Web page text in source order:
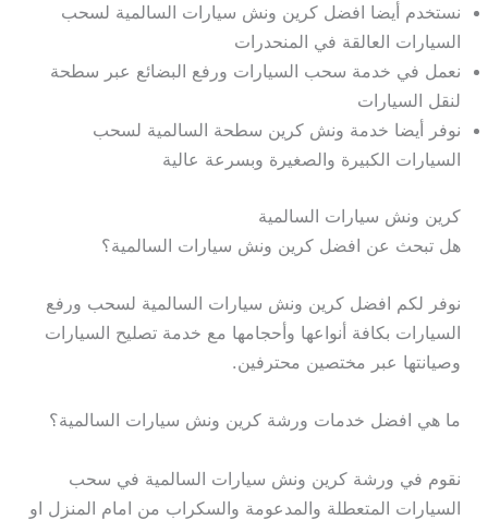
نستخدم أيضا افضل كرين ونش سيارات السالمية لسحب
السيارات العالقة في المنحدرات
نعمل في خدمة سحب السيارات ورفع البضائع عبر سطحة
لنقل السيارات
نوفر أيضا خدمة ونش كرين سطحة السالمية لسحب
السيارات الكبيرة والصغيرة وبسرعة عالية
كرين ونش سيارات السالمية
هل تبحث عن افضل كرين ونش سيارات السالمية؟
نوفر لكم افضل كرين ونش سيارات السالمية لسحب ورفع
السيارات بكافة أنواعها وأحجامها مع خدمة تصليح السيارات
وصيانتها عبر مختصين محترفين.
ما هي افضل خدمات ورشة كرين ونش سيارات السالمية؟
نقوم في ورشة كرين ونش سيارات السالمية في سحب
السيارات المتعطلة والمدعومة والسكراب من امام المنزل او